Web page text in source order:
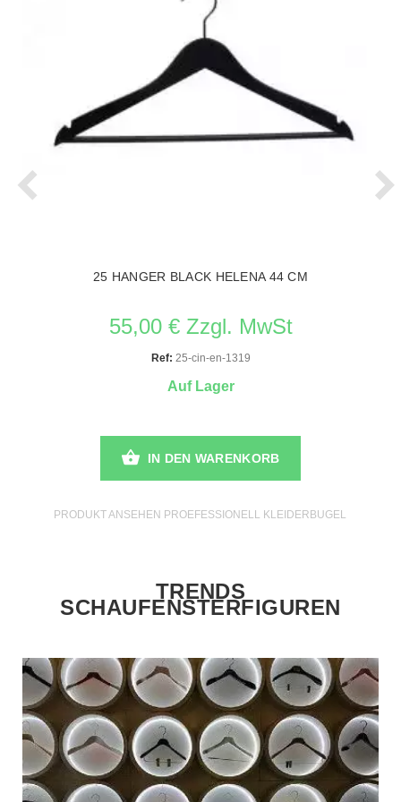
25 HANGER BLACK HELENA 44 CM
55,00 € Zzgl. MwSt
Ref: 25-cin-en-1319
Auf Lager
IN DEN WARENKORB
PRODUKT ANSEHEN PROEFESSIONELL KLEIDERBUGEL
TRENDS
SCHAUFENSTERFIGUREN